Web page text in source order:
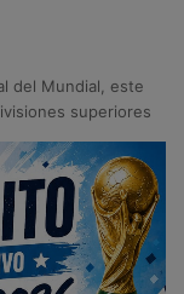
del Mundial, este
superiores